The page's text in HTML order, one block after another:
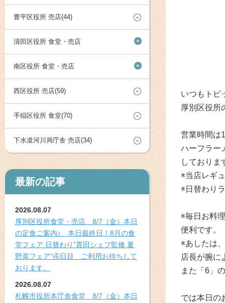
豊平区役所 売店(44)
清田区役所 食堂・売店 +
南区役所 食堂・売店 +
西区役所 売店(59)
手稲区役所 食堂(70)
下水道河川局庁舎 売店(34)
最新の記事
2026.08.07
厚別区役所食堂・売店 8/7（金）本日
の定食ご案内♪ 本日最終日！8月の食
堂フェア 日替わり”貫田シェフ監修 夏
野菜フェア”④日目 ご利用お待ちして
おります。
2026.08.07
札幌市役所本庁舎食堂 8/7（金）本日
いつもトピ
厚別区役所
営業時間は
ハーフラー
しておりま
※当店レギ
※日替わり
※毎日お料
便利です。
※あしたは
店長が腕に
また「6」
では本日の